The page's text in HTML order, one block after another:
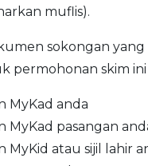
muflis).
sokongan yang
permohonan skim ini
MyKad anda
MyKad pasangan
MyKid atau sijil lahir